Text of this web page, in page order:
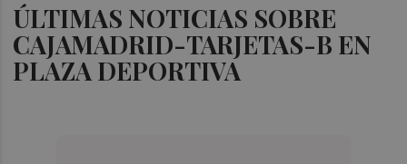
ÚLTIMAS NOTICIAS SOBRE
CAJAMADRID-TARJETAS-B EN
PLAZA DEPORTIVA